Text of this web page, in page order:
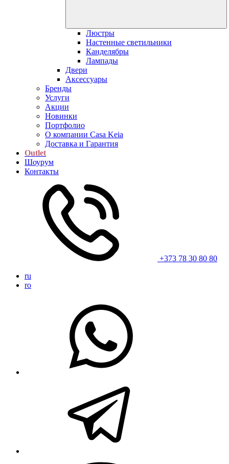
Люстры
Настенные светильники
Канделябры
Лампады
Двери
Аксессуары
Бренды
Услуги
Акции
Новинки
Портфолио
О компании Casa Keia
Доставка и Гарантия
Outlet
Шоурум
Контакты
+373 78 30 80 80
ru
ro